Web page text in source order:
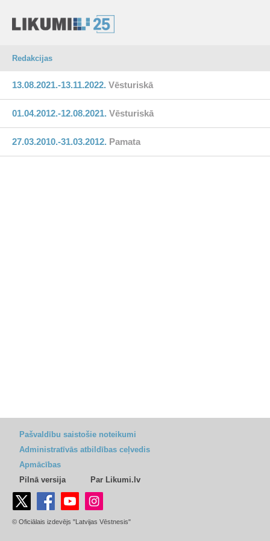
Redakcijas
13.08.2021.-13.11.2022. Vēsturiskā
01.04.2012.-12.08.2021. Vēsturiskā
27.03.2010.-31.03.2012. Pamata
Pašvaldību saistošie noteikumi
Administratīvās atbildības ceļvedis
Apmācības
Pilnā versija
Par Likumi.lv
© Oficiālais izdevējs "Latvijas Vēstnesis"